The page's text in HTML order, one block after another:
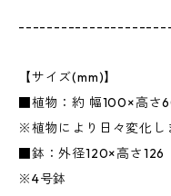
【サイズ(mm)】
■植物：約 幅100×高さ
※植物により日々変化し
■鉢：外径120×高さ126
※4号鉢